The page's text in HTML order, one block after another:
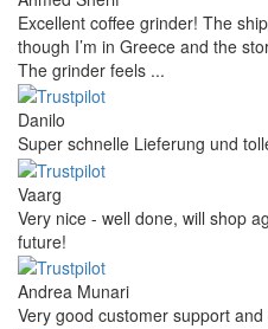
Excellent coffee grinder! The
though I’m in Greece and the
The grinder feels ...
Danilo
Super schnelle Lieferung und
Vaarg
Very nice - well done, will shop
future!
Andrea Munari
Very good customer support and